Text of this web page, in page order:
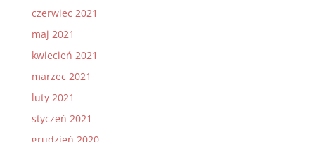
czerwiec 2021
maj 2021
kwiecień 2021
marzec 2021
luty 2021
styczeń 2021